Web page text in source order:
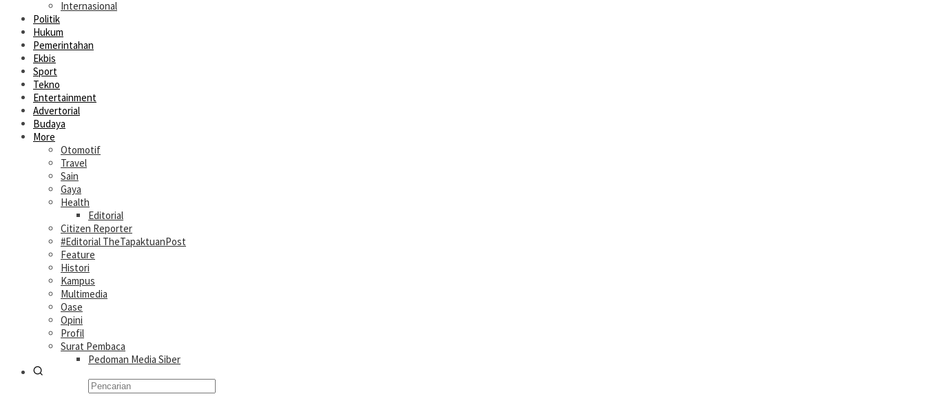
Internasional
Politik
Hukum
Pemerintahan
Ekbis
Sport
Tekno
Entertainment
Advertorial
Budaya
More
Otomotif
Travel
Sain
Gaya
Health
Editorial
Citizen Reporter
#Editorial TheTapaktuanPost
Feature
Histori
Kampus
Multimedia
Oase
Opini
Profil
Surat Pembaca
Pedoman Media Siber